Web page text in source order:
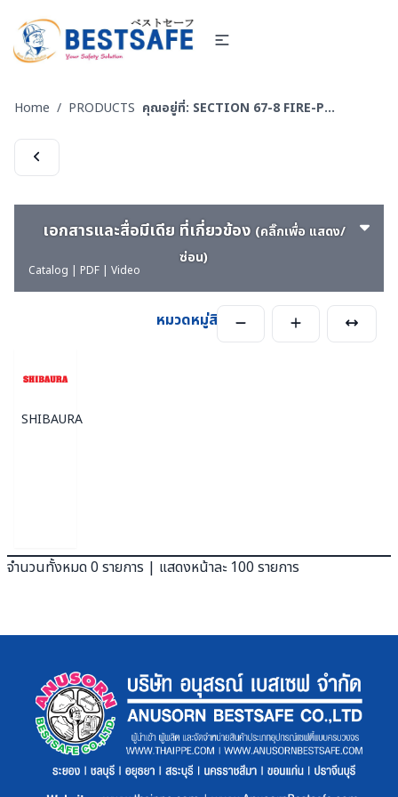
Home / PRODUCTS คุณอยู่ที่: SECTION 67-8 FIRE-PUMP-Engine-ปั๊มหาบหาม-เครื่องยนต์
เอกสารและสื่อมีเดีย ที่เกี่ยวข้อง (คลิ๊กเพื่อ แสดง/
ซ่อน)
Catalog | PDF | Video
หมวดหมู่สินค้า
SHIBAURA
จำนวนทั้งหมด 0 รายการ | แสดงหน้าละ 100 รายการ